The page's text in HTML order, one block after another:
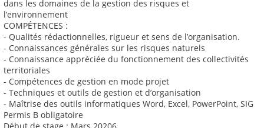
dans les domaines de la gestion des risques et
l’environnement
COMPÉTENCES :
- Qualités rédactionnelles, rigueur et sens de l’organisation.
- Connaissances générales sur les risques naturels
- Connaissance appréciée du fonctionnement des collectivités
territoriales
- Compétences de gestion en mode projet
- Techniques et outils de gestion et d’organisation
- Maîtrise des outils informatiques Word, Excel, PowerPoint, SIG
Permis B obligatoire